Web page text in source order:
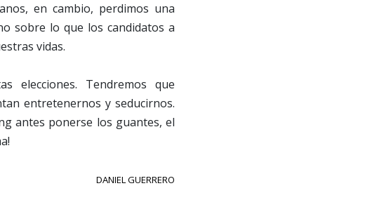
en cambio, perdimos una
sobre lo que los candidatos a
vidas.
elecciones. Tendremos que
entretenernos y seducirnos.
antes ponerse los guantes, el
DANIEL GUERRERO